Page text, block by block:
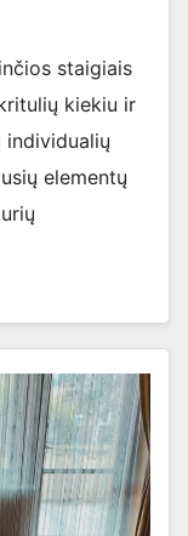
staigiais
kiekiu ir
individualių
elementų